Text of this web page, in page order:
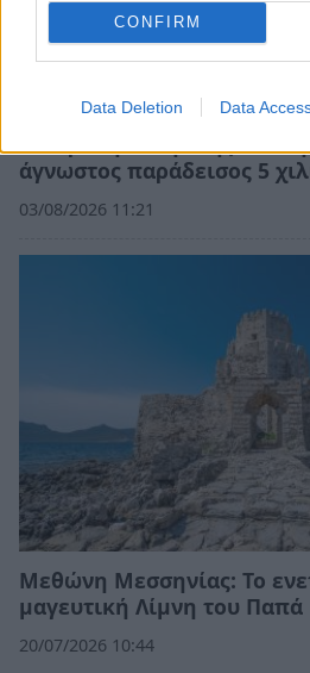
CONFIRM
Data Deletion Data
Η «Χρυσή Ακτή» της
άγνωστος παράδεισος 5
03/08/2026 11:21
Μεθώνη Μεσσηνίας: Το
μαγευτική Λίμνη του Παπά
20/07/2026 10:44